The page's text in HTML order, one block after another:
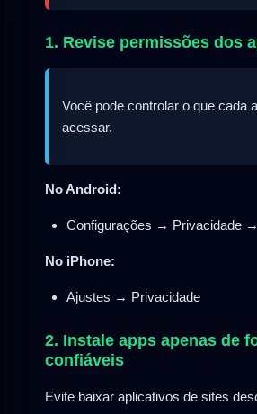
1. Revise permissões dos
Você pode controlar o que cada
acessar.
No Android:
Configurações → Privacidade
No iPhone:
Ajustes → Privacidade
2. Instale apps apenas de
confiáveis
Evite baixar aplicativos de sites